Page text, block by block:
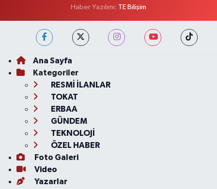
Haber Yazılımı: TE Bilişim
Ana Sayfa
Kategoriler
RESMİ İLANLAR
TOKAT
ERBAA
GÜNDEM
TEKNOLOJİ
ÖZEL HABER
Foto Galeri
Video
Yazarlar